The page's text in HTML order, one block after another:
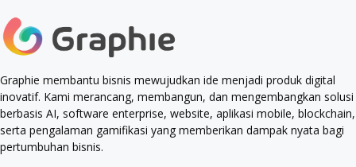
Graphie membantu bisnis mewujudkan ide menjadi produk digital
inovatif. Kami merancang, membangun, dan mengembangkan solusi
berbasis AI, software enterprise, website, aplikasi mobile, blockchain,
serta pengalaman gamifikasi yang memberikan dampak nyata bagi
pertumbuhan bisnis.